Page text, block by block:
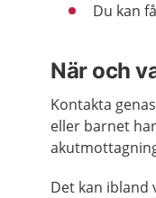
Du kan
När och
Kontakta
eller barnet
Det kan ibland